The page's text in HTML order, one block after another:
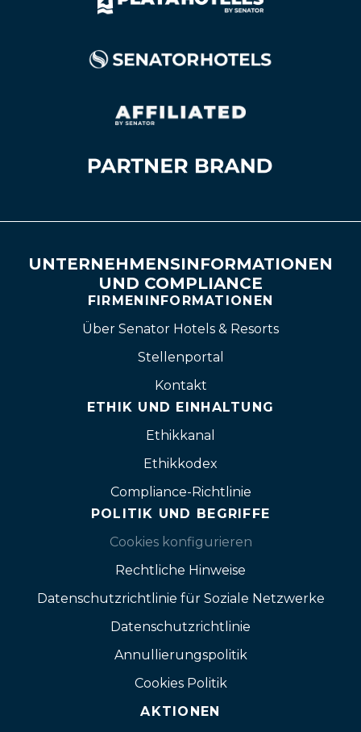
UNTERNEHMENSINFORMATIONEN
UND COMPLIANCE
FIRMENINFORMATIONEN
Über Senator Hotels & Resorts
Stellenportal
Kontakt
ETHIK UND EINHALTUNG
Ethikkanal
Ethikkodex
Compliance-Richtlinie
POLITIK UND BEGRIFFE
Cookies konfigurieren
Rechtliche Hinweise
Datenschutzrichtlinie für Soziale Netzwerke
Datenschutzrichtlinie
Annullierungspolitik
Cookies Politik
AKTIONEN